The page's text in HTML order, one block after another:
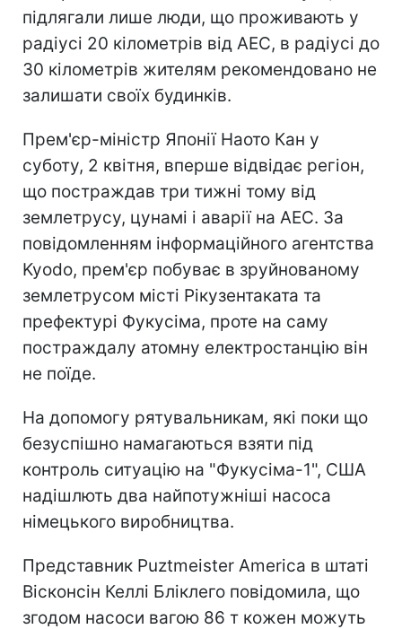
підлягали лише люди, що проживають у
радіусі 20 кілометрів від АЕС, в радіусі до
30 кілометрів жителям рекомендовано не
залишати своїх будинків.
Прем'єр-міністр Японії Наото Кан у
суботу, 2 квітня, вперше відвідає регіон,
що постраждав три тижні тому від
землетрусу, цунамі і аварії на АЕС. За
повідомленням інформаційного агентства
Kyodo, прем'єр побуває в зруйнованому
землетрусом місті Рікузентаката та
префектурі Фукусіма, проте на саму
постраждалу атомну електростанцію він
не поїде.
На допомогу рятувальникам, які поки що
безуспішно намагаються взяти під
контроль ситуацію на "Фукусіма-1", США
надішлють два найпотужніші насоса
німецького виробництва.
Представник Puztmeister America в штаті
Вісконсін Келлі Бліклего повідомила, що
згодом насоси вагою 86 т кожен можуть